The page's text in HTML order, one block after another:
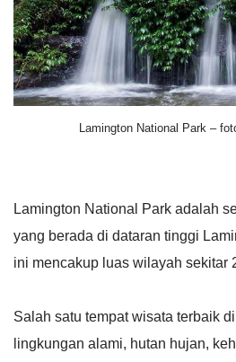
Lamington National Park –
Lamington National Park adalah
yang berada di dataran tinggi
ini mencakup luas wilayah sekitar
Salah satu tempat wisata terbaik
lingkungan alami, hutan hujan,